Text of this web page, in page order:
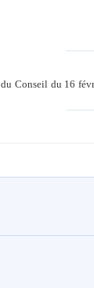
Conseil du 16